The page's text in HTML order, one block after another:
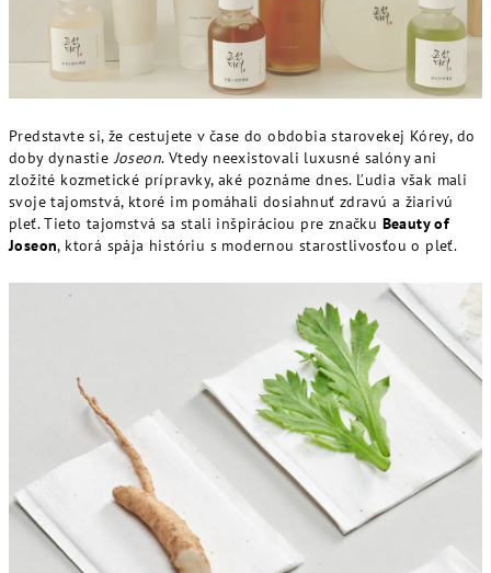
Predstavte si, že cestujete v čase do obdobia starovekej Kórey, do
doby dynastieJoseon. Vtedy neexistovali luxusné salóny ani
zložité kozmetické prípravky, aké poznáme dnes. Ľudia však mali
svoje tajomstvá, ktoré im pomáhali dosiahnuť zdravú a žiarivú
pleť. Tieto tajomstvá sa stali inšpiráciou pre značku Beauty of
Joseon, ktorá spája históriu s modernou starostlivosťou o pleť.